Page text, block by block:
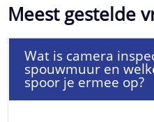
Meest gestelde
Wat is camera
spouwmuur en
spoor je ermee op?